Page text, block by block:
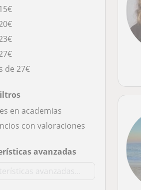
de 27€
en academias
con valoraciones
avanzadas